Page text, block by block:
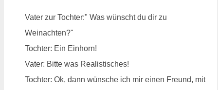
Vater zur Tochter:" Was wünscht du dir zu
Weinachten?"
Tochter: Ein Einhorn!
Vater: Bitte was Realistisches!
Tochter: Ok, dann wünsche ich mir einen Freund, mit